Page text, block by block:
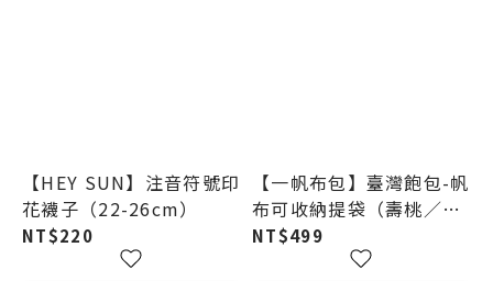
【HEY SUN】注音符號印
花襪子（22-26cm）
NT$220
【一帆布包】臺灣飽包-帆
布可收納提袋（壽桃／小
籠包／珍奶）
NT$499